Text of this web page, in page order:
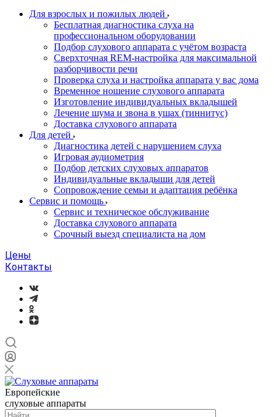
Для взрослых и пожилых людей
Бесплатная диагностика слуха на
профессиональном оборудовании
Подбор слухового аппарата с учётом возраста
Сверхточная REM-настройка для максимальной
разборчивости речи
Проверка слуха и настройка аппарата у вас дома
Временное ношение слухового аппарата
Изготовление индивидуальных вкладышей
Лечение шума и звона в ушах (тиннитус)
Доставка слухового аппарата
Для детей
Диагностика детей с нарушением слуха
Игровая аудиометрия
Подбор детских слуховых аппаратов
Индивидуальные вкладыши для детей
Сопровождение семьи и адаптация ребёнка
Сервис и помощь
Сервис и техническое обслуживание
Доставка слухового аппарата
Срочный выезд специалиста на дом
Цены
Контакты
Европейские
слуховые аппараты